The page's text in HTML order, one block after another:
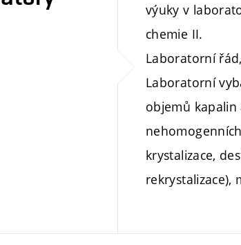
výuky v
chemie II.
Laboratorní
Laboratorní
objemů kapalin
krystalizace,
rekrystalizace),